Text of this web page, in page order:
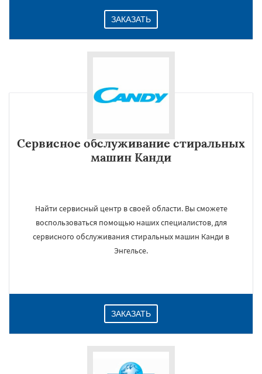
ЗАКАЗАТЬ
Сервисное обслуживание стиральных
машин Канди
Найти сервисный центр в своей области. Вы сможете
воспользоваться помощью наших специалистов, для
сервисного обслуживания стиральных машин Канди в
Энгельсе.
ЗАКАЗАТЬ